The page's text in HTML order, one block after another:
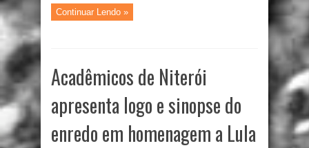
Continuar Lendo »
Acadêmicos de Niterói
apresenta logo e sinopse do
enredo em homenagem a Lula